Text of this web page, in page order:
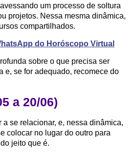
um processo de soltura
projetos. Nessa mesma dinâmica,
compartilhados.
do Horóscopo Virtual
sobre o que precisa ser
e, se for adequado, recomece do
a 20/06)
a se relacionar, e, nessa dinâmica,
colocar no lugar do outro para
jeito que é.